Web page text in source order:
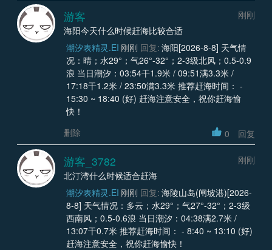
游客
刚刚
海阳今天什么时候赶海比较合适
潮汐表精灵.EI 刚刚 回复: 海阳[2026-8-8] 天气情
况：晴；水29°；气26°-32°；2-3级北风；0.5-0.9
浪 当日潮汐：03:54干1.9米 / 09:51满3.3米 /
17:18干1.2米 / 23:50满3.3米 推荐赶海时间： -
15:30 ~ 18:40 (好) 赶海注意安全，祝你赶海愉
快！
删除
0 回复
游客_3782
刚刚
北汀湾什么时候适合赶海
潮汐表精灵.EI 刚刚 回复: 海陵山岛(闸坡港)[2026-
8-8] 天气情况：多云；水29°；气27°-32°；2-3级
西南风；0.5-0.6浪 当日潮汐：04:38满2.7米 /
13:07干0.7米 推荐赶海时间： - 8:40 ~ 13:10 (好)
赶海注意安全，祝你赶海愉快！